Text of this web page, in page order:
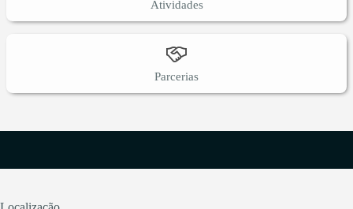
Atividades
Parcerias